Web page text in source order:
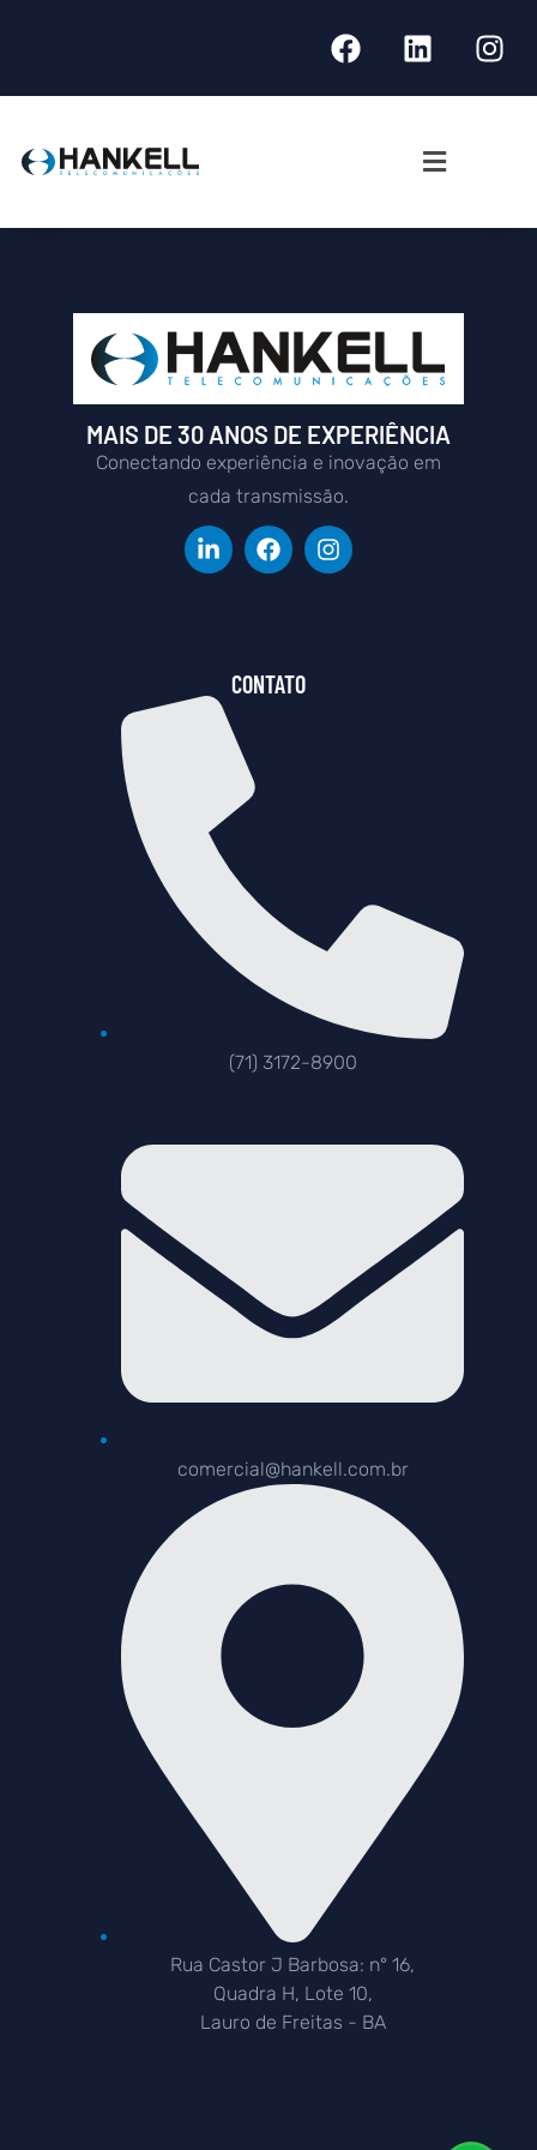
MAIS DE 30 ANOS DE EXPERIÊNCIA
Conectando experiência e inovação em
cada transmissão.
CONTATO
(71) 3172-8900
comercial@hankell.com.br
Rua Castor J Barbosa: n° 16,
Quadra H, Lote 10,
Lauro de Freitas - BA